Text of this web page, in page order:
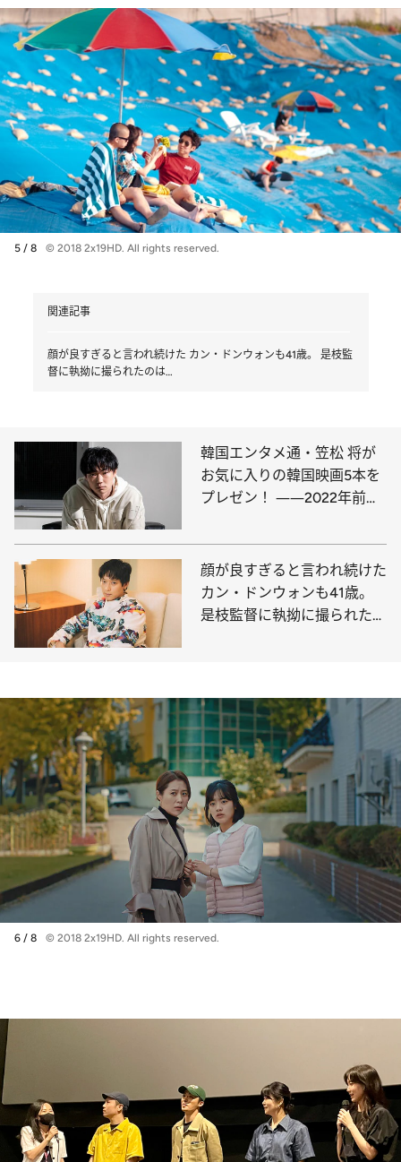
5 / 8 © 2018 2x19HD. All rights reserved.
関連記事
顔が良すぎると言われ続けた カン・ドンウォンも41歳。 是枝監
督に執拗に撮られたのは…
韓国エンタメ通・笠松 将が
お気に入りの韓国映画5本を
プレゼン！ ――2022年前半
顔が良すぎると言われ続けた
カン・ドンウォンも41歳。
是枝監督に執拗に撮られたの
6 / 8 © 2018 2x19HD. All rights reserved.